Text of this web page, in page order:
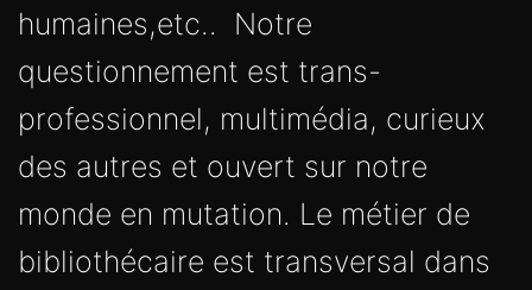
humaines,etc.. Notre
questionnement est trans-
professionnel, multimédia, curieux
des autres et ouvert sur notre
monde en mutation. Le métier de
bibliothécaire est transversal dans